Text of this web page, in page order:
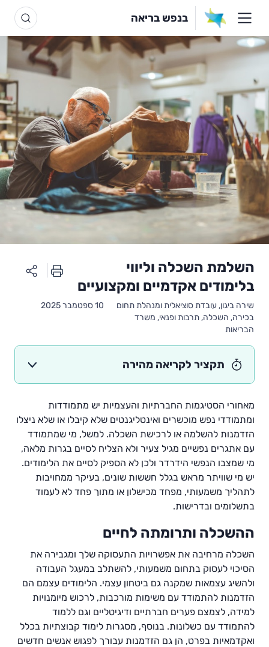
בנפש בריאה
השלמת השכלה וליווי
בלימודים אקדמיים ומקצועיים
שירה ביגון, עובדת סוציאלית ומנהלת תחום
בכירה, השכלה, תרבות ופנאי, משרד
הבריאות
10 ספטמבר 2025
תקציר לקריאה מהירה
מאחורי הסטיגמות החברתיות והעצמיות יש מתמודדות
ומתמודדי נפש מוכשרים ואינטליגנטים שלא קיבלו או שלא ניצלו
הזדמנות להשלמה או לרכישת השכלה. למשל, מי שמתמודד
עם אתגרים נפשיים מגיל צעיר ולא הצליח לסיים בגרות מלאה,
מי שמצבו הנפשי הידרדר ולכן לא הספיק לסיים את הלימודים.
יש מי שוויתר מראש בגלל חששות שונים, בעיקר ממחויבות
לתהליך משמעותי, מפחד מכישלון או מתוך פחד לא לעמוד
בתשלומים ובדרישות.
ההשכלה ותרומתה לחיים
השכלה מרחיבה את אפשרויות התעסוקה שלך ומגבירה את
הסיכוי לעסוק בתחום משמעותי, להשתלב במעגל העבודה
ולהשיג עצמאות שמקנה גם ביטחון עצמי. הלימודים עצמם הם
הזדמנות להתמודד עם משימות מורכבות, לרכוש מיומנויות
למידה, לצמצם פערים חברתיים ודיגיטליים וגם ללמוד
להתמודד עם כשלונות. בנוסף, מסגרות לימוד קבוצתיות בכלל
ואקדמאיות בפרט, הן גם הזדמנות עבורך לפגוש אנשים חדשים